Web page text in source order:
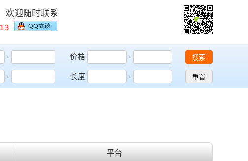
欢迎随时联系
-
-
价格
-
长度
-
搜索
重置
平台